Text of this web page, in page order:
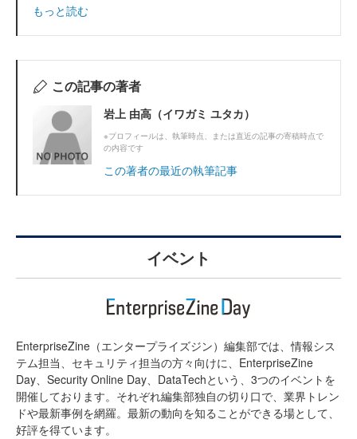
もっと読む
この記事の著者
岩上 由高（イワガミ ユタカ）
※プロフィールは、執筆時点、または直近の記事の寄稿時点で
の内容です
この著者の最近の執筆記事
イベント
EnterpriseZine（エンタープライズジン）編集部では、情報シス
テム担当、セキュリティ担当の方々向けに、EnterpriseZine
Day、Security Online Day、DataTechという、3つのイベントを
開催しております。それぞれ編集部独自の切り口で、業界トレン
ドや最新事例を網羅。最新の動向を知ることができる場として、
好評を得ています。